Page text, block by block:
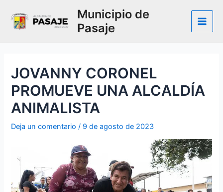
contenido
Municipio de
Pasaje
Main
JOVANNY CORONEL
PROMUEVE UNA ALCALDÍA
ANIMALISTA
Deja un comentario / 9 de agosto de 2023